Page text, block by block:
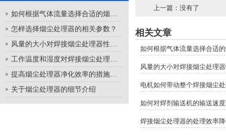
怎样选择烟尘处理器的相关参数？
关于烟尘处理器的细节介绍
上一篇：没有了
相关文章
如何根据气体流量选择合适
风量的大小对焊接烟尘处理
电机如何带动整个焊接烟尘
如何对焊剂输送机的输送速
焊接烟尘处理器的处理效率